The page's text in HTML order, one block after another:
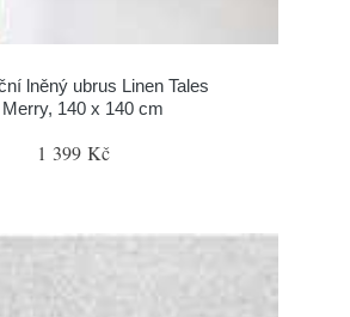
lněný ubrus Linen Tales
Merry, 140 x 140 cm
1 399 Kč